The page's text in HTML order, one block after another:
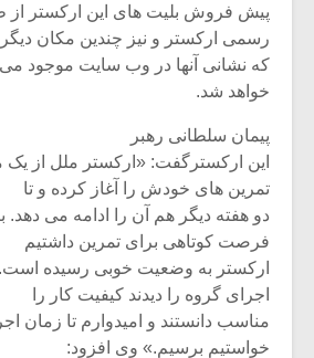
پیش فروش بلیت های این ارکستر
رسمی ارکستر و نیز چندین مکان دیگر
که نشانی آنها در وب سایت موجود
خواهد شد.
پیمان سلطانی رهبر
این ارکسترگفت: «ارکستر ملل از یک
تمرین های خودش را آغاز کرده و تا
دو هفته دیگر هم آن را ادامه می دهد.
فرصت کوتاهی برای تمرین داشتیم
ارکستر به وضعیت خوبی رسیده است.
اجرای گروه را دیدند کیفیت کار را
مناسب دانستند و امیدوارم تا زمان
خواستیم برسیم.» وی افزود:
میکلوش روژا